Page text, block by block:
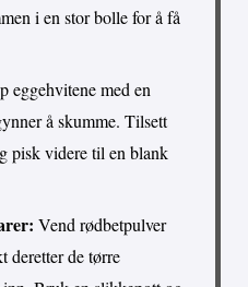
i en stor bolle for å få
eggehvitene med en
å skumme. Tilsett
pisk videre til en blank
Vend rødbetpulver
deretter de tørre